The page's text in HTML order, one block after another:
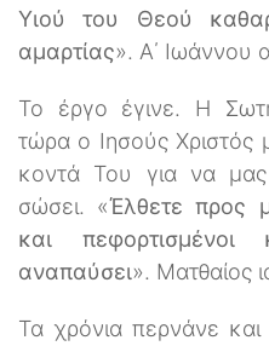
Υιού του Θεού
αμαρτίας». Α΄ Ιωάννου
Το έργο έγινε. Η
τώρα ο Ιησούς Χριστός
κοντά Του για να
σώσει. «Έλθετε προς
και
αναπαύσει». Ματθαίος
Τα χρόνια περνάνε και